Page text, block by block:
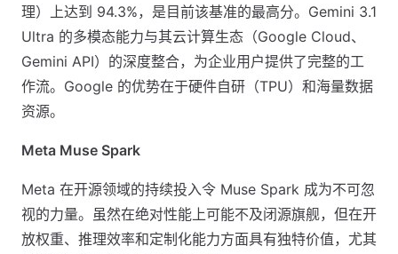
理）上达到 94.3%，是目前该基准的最高分。Gemini 3.1
Ultra 的多模态能力与其云计算生态（Google Cloud、
Gemini API）的深度整合，为企业用户提供了完整的工
作流。Google 的优势在于硬件自研（TPU）和海量数据
资源。
Meta Muse Spark
Meta 在开源领域的持续投入令 Muse Spark 成为不可忽
视的力量。虽然在绝对性能上可能不及闭源旗舰，但在开
放权重、推理效率和定制化能力方面具有独特价值，尤其